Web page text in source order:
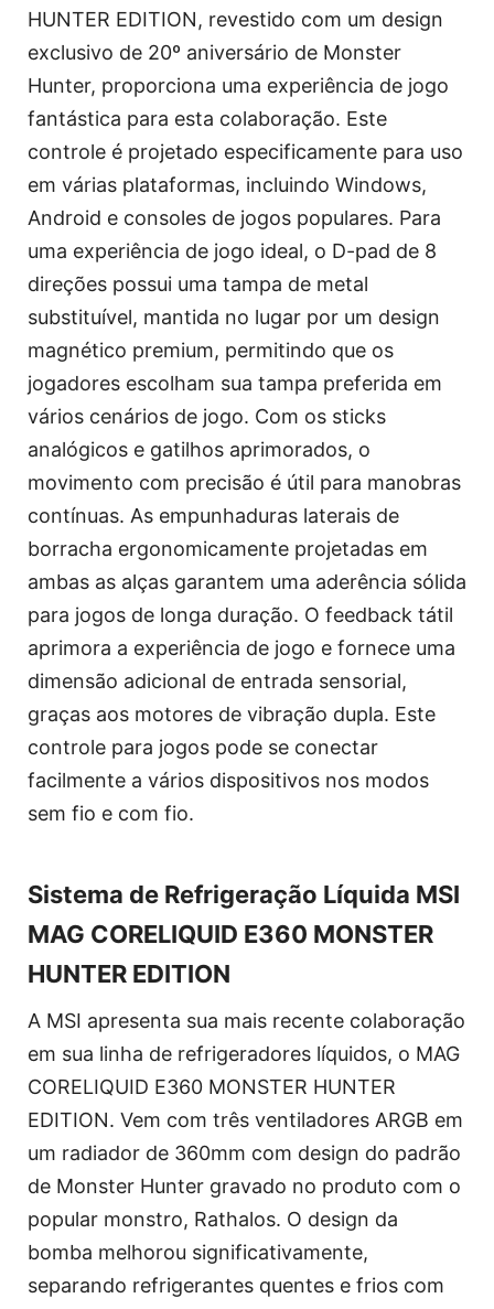
HUNTER EDITION, revestido com um design
exclusivo de 20º aniversário de Monster
Hunter, proporciona uma experiência de jogo
fantástica para esta colaboração. Este
controle é projetado especificamente para uso
em várias plataformas, incluindo Windows,
Android e consoles de jogos populares. Para
uma experiência de jogo ideal, o D-pad de 8
direções possui uma tampa de metal
substituível, mantida no lugar por um design
magnético premium, permitindo que os
jogadores escolham sua tampa preferida em
vários cenários de jogo. Com os sticks
analógicos e gatilhos aprimorados, o
movimento com precisão é útil para manobras
contínuas. As empunhaduras laterais de
borracha ergonomicamente projetadas em
ambas as alças garantem uma aderência sólida
para jogos de longa duração. O feedback tátil
aprimora a experiência de jogo e fornece uma
dimensão adicional de entrada sensorial,
graças aos motores de vibração dupla. Este
controle para jogos pode se conectar
facilmente a vários dispositivos nos modos
sem fio e com fio.
Sistema de Refrigeração Líquida MSI
MAG CORELIQUID E360 MONSTER
HUNTER EDITION
A MSI apresenta sua mais recente colaboração
em sua linha de refrigeradores líquidos, o MAG
CORELIQUID E360 MONSTER HUNTER
EDITION. Vem com três ventiladores ARGB em
um radiador de 360mm com design do padrão
de Monster Hunter gravado no produto com o
popular monstro, Rathalos. O design da
bomba melhorou significativamente,
separando refrigerantes quentes e frios com